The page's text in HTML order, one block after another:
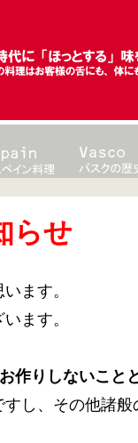
らせ
ます。
ます。
作りしないこと
し、その他諸